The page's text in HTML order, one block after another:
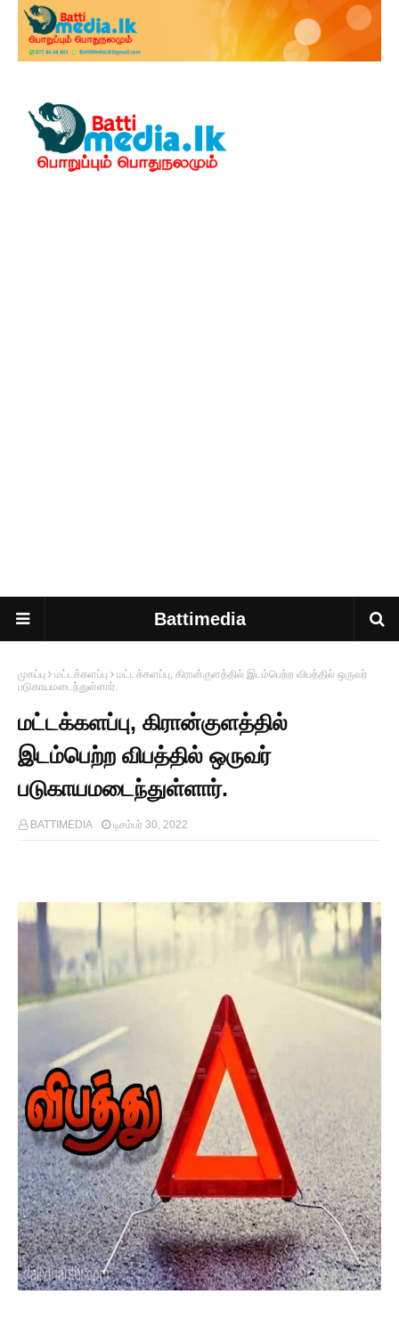
Battimedia
முகப்பு மட்டக்களப்பு
மட்டக்களப்பு, கிரான்குளத்தில் இடம்பெற்ற விபத்தில் ஒருவர்
படுகாயமடைந்துள்ளார்.
மட்டக்களப்பு, கிரான்குளத்தில்
இடம்பெற்ற விபத்தில் ஒருவர்
படுகாயமடைந்துள்ளார்.
BATTIMEDIA டிசம்பர் 30, 2022